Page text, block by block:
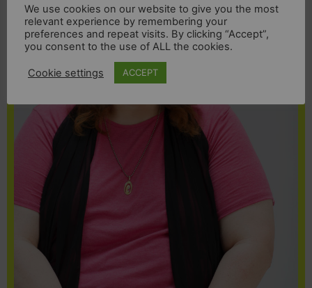
We use cookies on our website to give you the most
relevant experience by remembering your
preferences and repeat visits. By clicking “Accept”,
you consent to the use of ALL the cookies.
Cookie settings ACCEPT